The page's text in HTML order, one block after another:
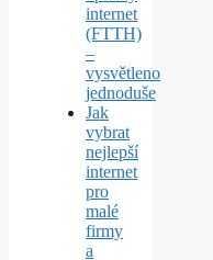
internet
(FTTH)
–
vysvětleno
jednoduše
Jak
vybrat
nejlepší
internet
pro
malé
firmy
a